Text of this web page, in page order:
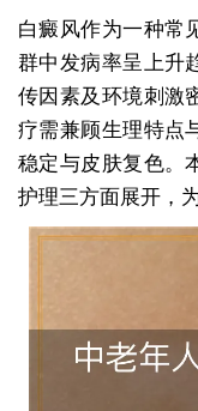
白癜风作为一种常
群中发病率呈上升
传因素及环境刺激
疗需兼顾生理特点
稳定与皮肤复色。
护理三方面展开，